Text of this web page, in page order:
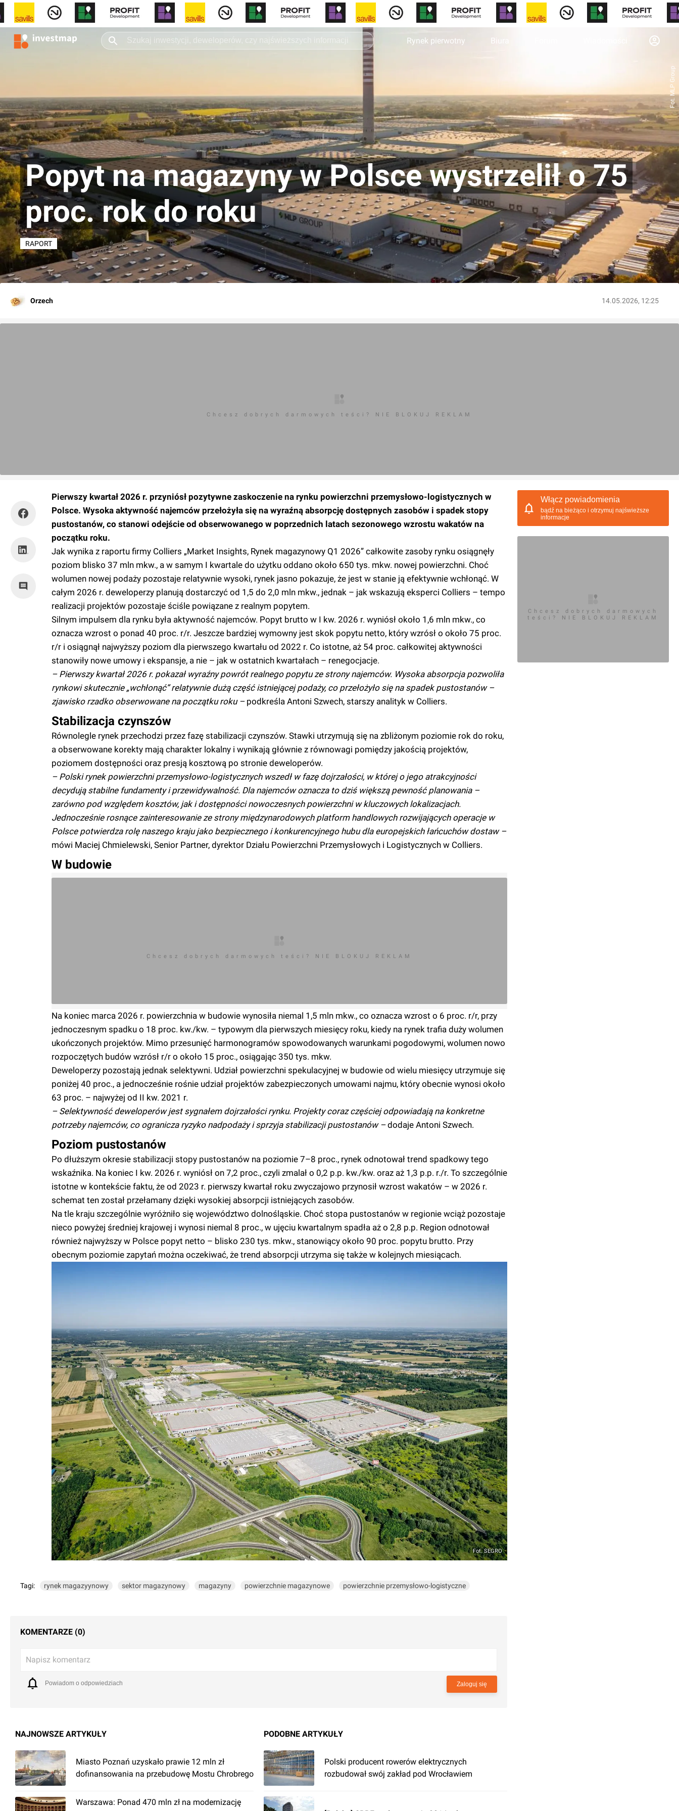
Rynek pierwotny Biura
Fot. MLP Group
Popyt na magazyny w Polsce wystrzelił o 75
proc. rok do roku
RAPORT
Orzech 14.05.2026, 12:25
Chcesz dobrych darmowych teści? NIE BLOKUJ REKLAM
Pierwszy kwartał 2026 r. przyniósł pozytywne zaskoczenie na rynku powierzchni przemysłowo-logistycznych w
Polsce. Wysoka aktywność najemców przełożyła się na wyraźną absorpcję dostępnych zasobów i spadek stopy
pustostanów, co stanowi odejście od obserwowanego w poprzednich latach sezonowego wzrostu wakatów na
początku roku.
Jak wynika z raportu firmy Colliers „Market Insights, Rynek magazynowy Q1 2026” całkowite zasoby rynku osiągnęły
poziom blisko 37 mln mkw., a w samym I kwartale do użytku oddano około 650 tys. mkw. nowej powierzchni. Choć
wolumen nowej podaży pozostaje relatywnie wysoki, rynek jasno pokazuje, że jest w stanie ją efektywnie wchłonąć. W
całym 2026 r. deweloperzy planują dostarczyć od 1,5 do 2,0 mln mkw., jednak – jak wskazują eksperci Colliers – tempo
realizacji projektów pozostaje ściśle powiązane z realnym popytem.
Silnym impulsem dla rynku była aktywność najemców. Popyt brutto w I kw. 2026 r. wyniósł około 1,6 mln mkw., co
oznacza wzrost o ponad 40 proc. r/r. Jeszcze bardziej wymowny jest skok popytu netto, który wzrósł o około 75 proc.
r/r i osiągnął najwyższy poziom dla pierwszego kwartału od 2022 r. Co istotne, aż 54 proc. całkowitej aktywności
stanowiły nowe umowy i ekspansje, a nie – jak w ostatnich kwartałach – renegocjacje.
– Pierwszy kwartał 2026 r. pokazał wyraźny powrót realnego popytu ze strony najemców. Wysoka absorpcja pozwoliła
rynkowi skutecznie „wchłonąć” relatywnie dużą część istniejącej podaży, co przełożyło się na spadek pustostanów –
zjawisko rzadko obserwowane na początku roku –podkreśla Antoni Szwech, starszy analityk w Colliers.
Stabilizacja czynszów
Równolegle rynek przechodzi przez fazę stabilizacji czynszów. Stawki utrzymują się na zbliżonym poziomie rok do roku,
a obserwowane korekty mają charakter lokalny i wynikają głównie z równowagi pomiędzy jakością projektów,
poziomem dostępności oraz presją kosztową po stronie deweloperów.
– Polski rynek powierzchni przemysłowo-logistycznych wszedł w fazę dojrzałości, w której o jego atrakcyjności
decydują stabilne fundamenty i przewidywalność. Dla najemców oznacza to dziś większą pewność planowania –
zarówno pod względem kosztów, jak i dostępności nowoczesnych powierzchni w kluczowych lokalizacjach.
Jednocześnie rosnące zainteresowanie ze strony międzynarodowych platform handlowych rozwijających operacje w
Polsce potwierdza rolę naszego kraju jako bezpiecznego i konkurencyjnego hubu dla europejskich łańcuchów dostaw –
mówi Maciej Chmielewski, Senior Partner, dyrektor Działu Powierzchni Przemysłowych i Logistycznych w Colliers.
W budowie
Chcesz dobrych darmowych teści? NIE BLOKUJ REKLAM
Na koniec marca 2026 r. powierzchnia w budowie wynosiła niemal 1,5 mln mkw., co oznacza wzrost o 6 proc. r/r, przy
jednoczesnym spadku o 18 proc. kw./kw. – typowym dla pierwszych miesięcy roku, kiedy na rynek trafia duży wolumen
ukończonych projektów. Mimo przesunięć harmonogramów spowodowanych warunkami pogodowymi, wolumen nowo
rozpoczętych budów wzrósł r/r o około 15 proc., osiągając 350 tys. mkw.
Deweloperzy pozostają jednak selektywni. Udział powierzchni spekulacyjnej w budowie od wielu miesięcy utrzymuje się
poniżej 40 proc., a jednocześnie rośnie udział projektów zabezpieczonych umowami najmu, który obecnie wynosi około
63 proc. – najwyżej od II kw. 2021 r.
– Selektywność deweloperów jest sygnałem dojrzałości rynku. Projekty coraz częściej odpowiadają na konkretne
potrzeby najemców, co ogranicza ryzyko nadpodaży i sprzyja stabilizacji pustostanów –dodaje Antoni Szwech.
Poziom pustostanów
Po dłuższym okresie stabilizacji stopy pustostanów na poziomie 7–8 proc., rynek odnotował trend spadkowy tego
wskaźnika. Na koniec I kw. 2026 r. wyniósł on 7,2 proc., czyli zmalał o 0,2 p.p. kw./kw. oraz aż 1,3 p.p. r./r. To szczególnie
istotne w kontekście faktu, że od 2023 r. pierwszy kwartał roku zwyczajowo przynosił wzrost wakatów – w 2026 r.
schemat ten został przełamany dzięki wysokiej absorpcji istniejących zasobów.
Na tle kraju szczególnie wyróżniło się województwo dolnośląskie. Choć stopa pustostanów w regionie wciąż pozostaje
nieco powyżej średniej krajowej i wynosi niemal 8 proc., w ujęciu kwartalnym spadła aż o 2,8 p.p. Region odnotował
również najwyższy w Polsce popyt netto – blisko 230 tys. mkw., stanowiący około 90 proc. popytu brutto. Przy
obecnym poziomie zapytań można oczekiwać, że trend absorpcji utrzyma się także w kolejnych miesiącach.
Fot. SEGRO
Tagi: rynek magazyynowy sektor magazynowy magazyny powierzchnie magazynowe powierzchnie przemysłowo-logistyczne
KOMENTARZE (0)
Napisz komentarz
Powiadom o odpowiedziach Zaloguj się
NAJNOWSZE ARTYKUŁY
Miasto Poznań uzyskało prawie 12 mln zł
dofinansowania na przebudowę Mostu Chrobrego
Warszawa: Ponad 470 mln zł na modernizację
PODOBNE ARTYKUŁY
Polski producent rowerów elektrycznych
rozbudował swój zakład pod Wrocławiem
Włącz powiadomienia
bądź na bieżąco i otrzymuj najświeższe
informacje
Chcesz dobrych darmowych
teści? NIE BLOKUJ REKLAM